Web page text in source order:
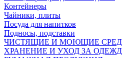
Контейнеры
Чайники, плиты
Посуда для напитков
Подносы, подставки
ЧИСТЯЩИЕ И МОЮЩИЕ
ХРАНЕНИЕ И УХОД ЗА